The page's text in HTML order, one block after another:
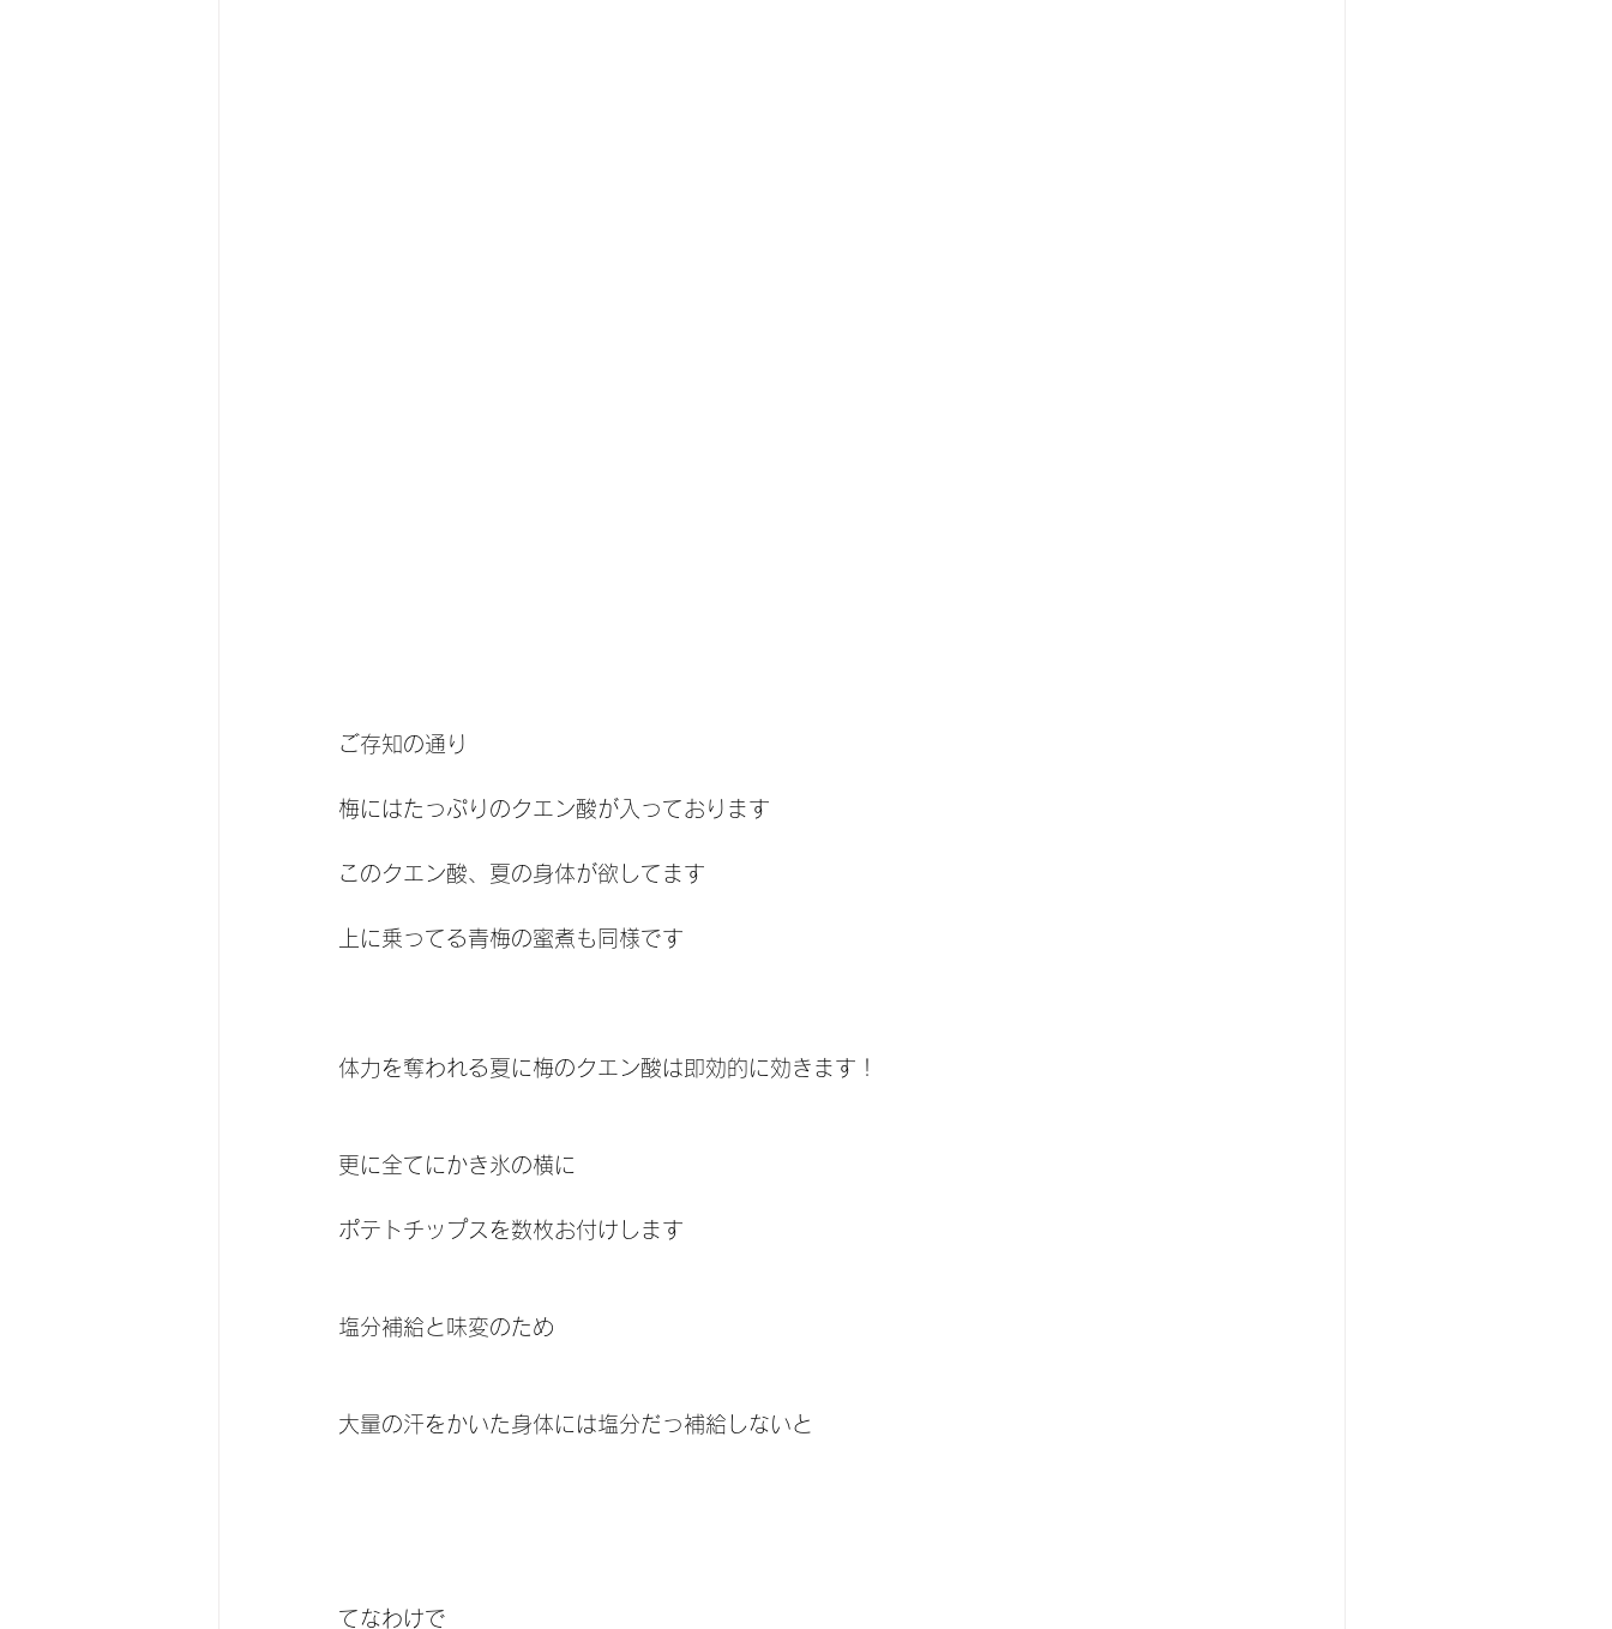
ご存知の通り
梅にはたっぷりのクエン酸が入っております
このクエン酸、夏の身体が欲してます
上に乗ってる青梅の蜜煮も同様です
体力を奪われる夏に梅のクエン酸は即効的に効きます！
更に全てにかき氷の横に
ポテトチップスを数枚お付けします
塩分補給と味変のため
大量の汗をかいた身体には塩分だっ補給しないと
てなわけで